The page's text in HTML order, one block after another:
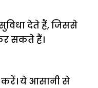
देते हैं, जिससे
सकते हैं।
ये आसानी से